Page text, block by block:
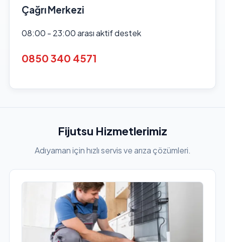
Çağrı Merkezi
08:00 - 23:00 arası aktif destek
0850 340 4571
Fijutsu Hizmetlerimiz
Adıyaman için hızlı servis ve arıza çözümleri.